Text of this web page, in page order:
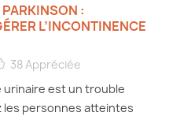
:
L’INCONTINENCE
38 Appréciée
urinaire est un trouble
personnes atteintes